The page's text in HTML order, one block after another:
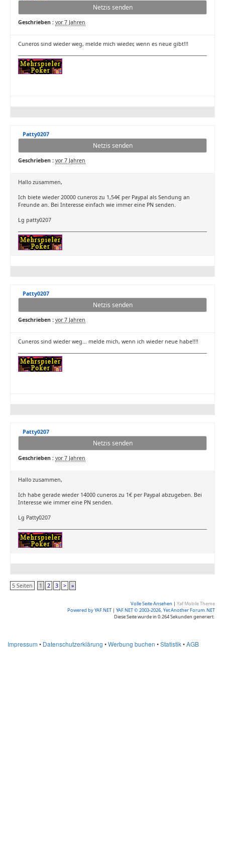
Netzis senden
Geschrieben : vor 7 Jahren
Cuneros sind wieder weg, melde mich wieder, wenn es neue gibt!!!
Patty0207
Netzis senden
Geschrieben : vor 7 Jahren
Hallo zusammen,
Ich biete wieder 20000 cuneros zu 1,54€ per Paypal als Sendung an
Freunde an. Bei Interesse einfach wie immer eine PN senden.
Lg patty0207
Patty0207
Netzis senden
Geschrieben : vor 7 Jahren
Cuneros sind wieder weg... melde mich, wenn ich wieder neue habe!!!!
Patty0207
Netzis senden
Geschrieben : vor 7 Jahren
Hallo zusammen,
Ich habe gerade wieder 14000 cuneros zu 1€ per Paypal abzugeben. Bei
Interesse wie immer eine PN senden.
Lg Patty0207
5 Seiten 1 2 3 > »
Volle Seite Ansehen | Yaf Mobile Theme
Powered by YAF.NET | YAF.NET © 2003-2026, Yet Another Forum.NET
Diese Seite wurde in 0.264 Sekunden generiert.
Impressum • Datenschutzerklärung •Werbung buchen •Statistik•AGB